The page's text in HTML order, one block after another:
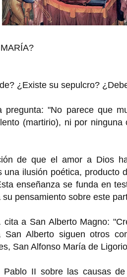
¿Existe su sepulcro?
"No parece que
(martirio), ni por
de que el amor a Dios
ilusión poética, producto
enseñanza se funda en
pensamiento sobre este
a San Alberto Magno:
Alberto siguen otros
San Alfonso María de
II sobre las causas